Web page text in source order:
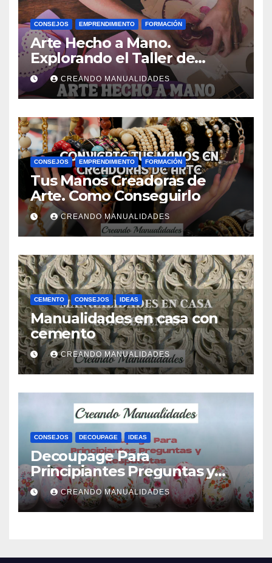
CONSEJOS EMPRENDIMIENTO FORMACIÓN
Arte Hecho a Mano.
Explorando el Taller de
Manualidades de Ana Gual.
CREANDO MANUALIDADES
CONSEJOS EMPRENDIMIENTO FORMACIÓN
Tus Manos Creadoras de
Arte. Como Conseguirlo
CREANDO MANUALIDADES
CEMENTO CONSEJOS IDEAS
Manualidades en casa con
cemento
CREANDO MANUALIDADES
CONSEJOS DECOUPAGE IDEAS
Decoupage Para
Principiantes Preguntas y
Respuestas
CREANDO MANUALIDADES